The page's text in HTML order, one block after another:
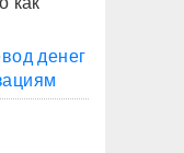
денег